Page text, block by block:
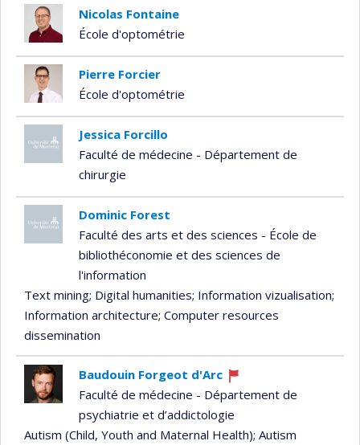
Nicolas Fontaine
École d'optométrie
Pierre Forcier
École d'optométrie
Jessica Forcillo
Faculté de médecine - Département de
chirurgie
Dominic Forest
Faculté des arts et des sciences - École de
bibliothéconomie et des sciences de
l'information
Text mining; Digital humanities; Information vizualisation;
Information architecture; Computer resources
dissemination
Baudouin Forgeot d'Arc
Currently
recruiting
Faculté de médecine - Département de
psychiatrie et d’addictologie
Autism (Child, Youth and Maternal Health); Autism